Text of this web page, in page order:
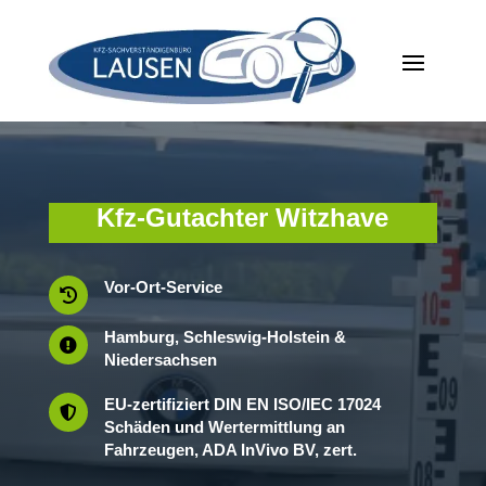
Kfz-Gutachter Witzhave
 Vor-Ort-Service

Hamburg, Schleswig-Holstein &
Niedersachsen

EU-zertifiziert DIN EN ISO/IEC 17024
Schäden und Wertermittlung an
Fahrzeugen, ADA InVivo BV, zert.